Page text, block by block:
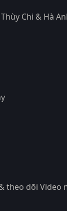
Chi & Hà
theo dõi Video